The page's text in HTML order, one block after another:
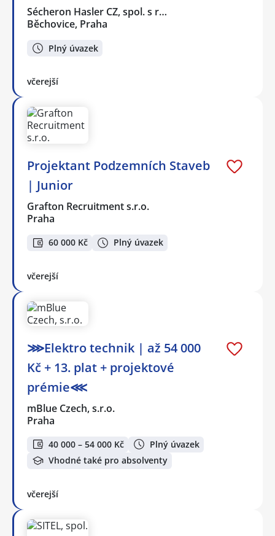
Sécheron Hasler CZ, spol. s r…
Běchovice, Praha
Plný úvazek
včerejší
Projektant Podzemních Staveb
| Junior
Grafton Recruitment s.r.o.
Praha
60 000 Kč Plný úvazek
včerejší
⋙Elektro technik | až 54 000
Kč + 13. plat + projektové
prémie⋘
mBlue Czech, s.r.o.
Praha
40 000 – 54 000 Kč
Plný úvazek
Vhodné také pro absolventy
včerejší